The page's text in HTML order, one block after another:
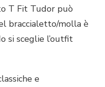
T Fit Tudor può
braccialetto/molla è
si sceglie l’outfit
e